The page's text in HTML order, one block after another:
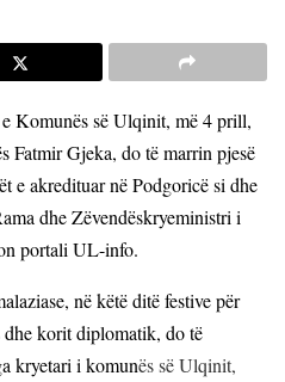
Komunës së Ulqinit, më 4 prill,
Fatmir Gjeka, do të marrin pjesë
e akredituar në Podgoricë si dhe
dhe Zëvendëskryeministri i
portali UL-info.
në këtë ditë festive për
korit diplomatik, do të
kryetari i komunës së Ulqinit,